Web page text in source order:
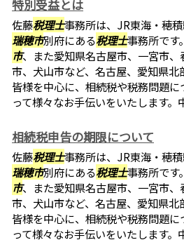
特別受益とは
佐藤税理士事務所は、JR東海・穂
瑞穂市別府にある税理士事務所です
市、また愛知県名古屋市、一宮市
市、犬山市など、名古屋、愛知県
皆様を中心に、相続税や税務問題
って様々なお手伝いをいたします。
相続税申告の期限について
佐藤税理士事務所は、JR東海・穂
瑞穂市別府にある税理士事務所です
市、また愛知県名古屋市、一宮市
市、犬山市など、名古屋、愛知県
皆様を中心に、相続税や税務問題
って様々なお手伝いをいたします。